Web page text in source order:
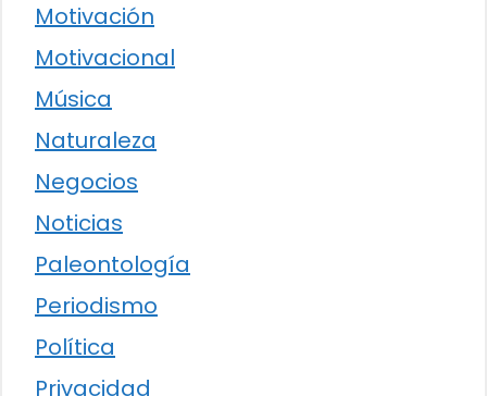
Motivación
Motivacional
Música
Naturaleza
Negocios
Noticias
Paleontología
Periodismo
Política
Privacidad